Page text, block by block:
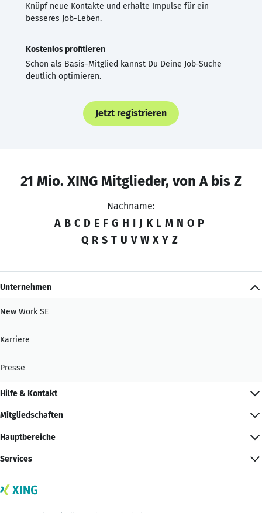
Knüpf neue Kontakte und erhalte Impulse für ein
besseres Job-Leben.
Kostenlos profitieren
Schon als Basis-Mitglied kannst Du Deine Job-Suche
deutlich optimieren.
Jetzt registrieren
21 Mio. XING Mitglieder, von A bis Z
Nachname:
A B C D E F G H I J K L M N O P
Q R S T U V W X Y Z
Unternehmen
New Work SE
Karriere
Presse
Hilfe & Kontakt
Mitgliedschaften
Hauptbereiche
Services